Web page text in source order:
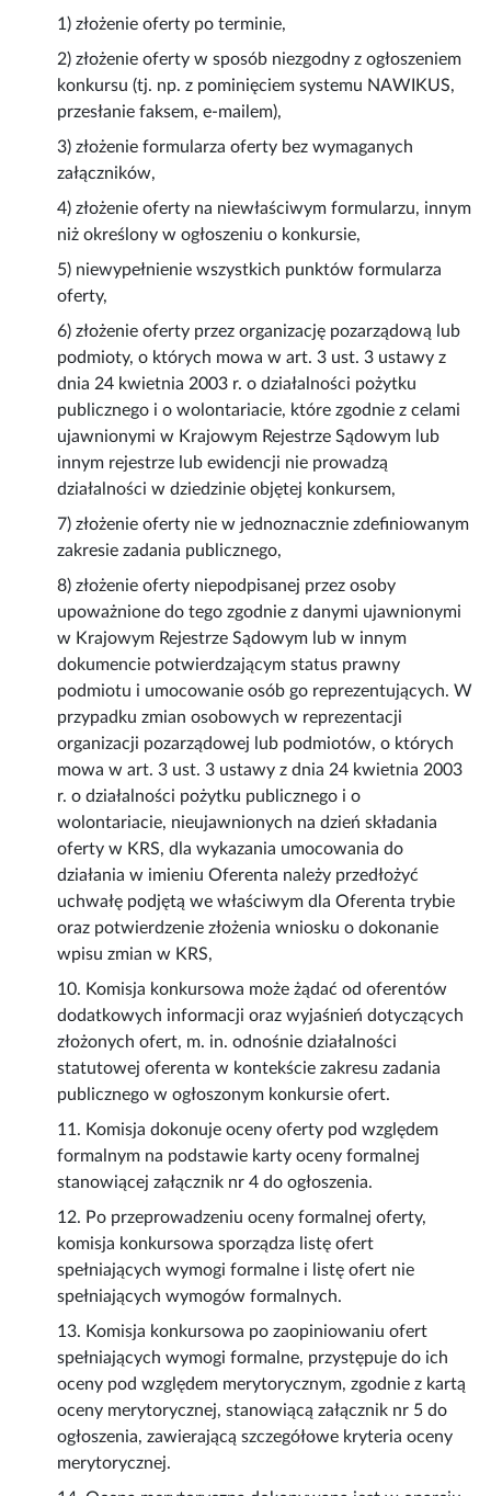
1) złożenie oferty po terminie,
2) złożenie oferty w sposób niezgodny z ogłoszeniem
konkursu (tj. np. z pominięciem systemu NAWIKUS,
przesłanie faksem, e-mailem),
3) złożenie formularza oferty bez wymaganych
załączników,
4) złożenie oferty na niewłaściwym formularzu, innym
niż określony w ogłoszeniu o konkursie,
5) niewypełnienie wszystkich punktów formularza
oferty,
6) złożenie oferty przez organizację pozarządową lub
podmioty, o których mowa w art. 3 ust. 3 ustawy z
dnia 24 kwietnia 2003 r. o działalności pożytku
publicznego i o wolontariacie, które zgodnie z celami
ujawnionymi w Krajowym Rejestrze Sądowym lub
innym rejestrze lub ewidencji nie prowadzą
działalności w dziedzinie objętej konkursem,
7) złożenie oferty nie w jednoznacznie zdefiniowanym
zakresie zadania publicznego,
8) złożenie oferty niepodpisanej przez osoby
upoważnione do tego zgodnie z danymi ujawnionymi
w Krajowym Rejestrze Sądowym lub w innym
dokumencie potwierdzającym status prawny
podmiotu i umocowanie osób go reprezentujących. W
przypadku zmian osobowych w reprezentacji
organizacji pozarządowej lub podmiotów, o których
mowa w art. 3 ust. 3 ustawy z dnia 24 kwietnia 2003
r. o działalności pożytku publicznego i o
wolontariacie, nieujawnionych na dzień składania
oferty w KRS, dla wykazania umocowania do
działania w imieniu Oferenta należy przedłożyć
uchwałę podjętą we właściwym dla Oferenta trybie
oraz potwierdzenie złożenia wniosku o dokonanie
wpisu zmian w KRS,
10. Komisja konkursowa może żądać od oferentów
dodatkowych informacji oraz wyjaśnień dotyczących
złożonych ofert, m. in. odnośnie działalności
statutowej oferenta w kontekście zakresu zadania
publicznego w ogłoszonym konkursie ofert.
11. Komisja dokonuje oceny oferty pod względem
formalnym na podstawie karty oceny formalnej
stanowiącej załącznik nr 4 do ogłoszenia.
12. Po przeprowadzeniu oceny formalnej oferty,
komisja konkursowa sporządza listę ofert
spełniających wymogi formalne i listę ofert nie
spełniających wymogów formalnych.
13. Komisja konkursowa po zaopiniowaniu ofert
spełniających wymogi formalne, przystępuje do ich
oceny pod względem merytorycznym, zgodnie z kartą
oceny merytorycznej, stanowiącą załącznik nr 5 do
ogłoszenia, zawierającą szczegółowe kryteria oceny
merytorycznej.